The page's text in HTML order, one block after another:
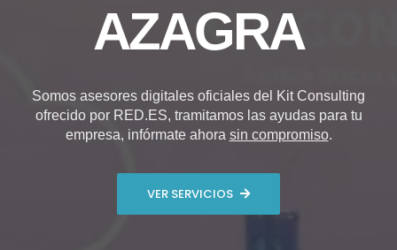
AZAGRA
Somos asesores digitales oficiales del Kit Consulting
ofrecido por RED.ES, tramitamos las ayudas para tu
empresa, infórmate ahora sin compromiso.
VER SERVICIOS